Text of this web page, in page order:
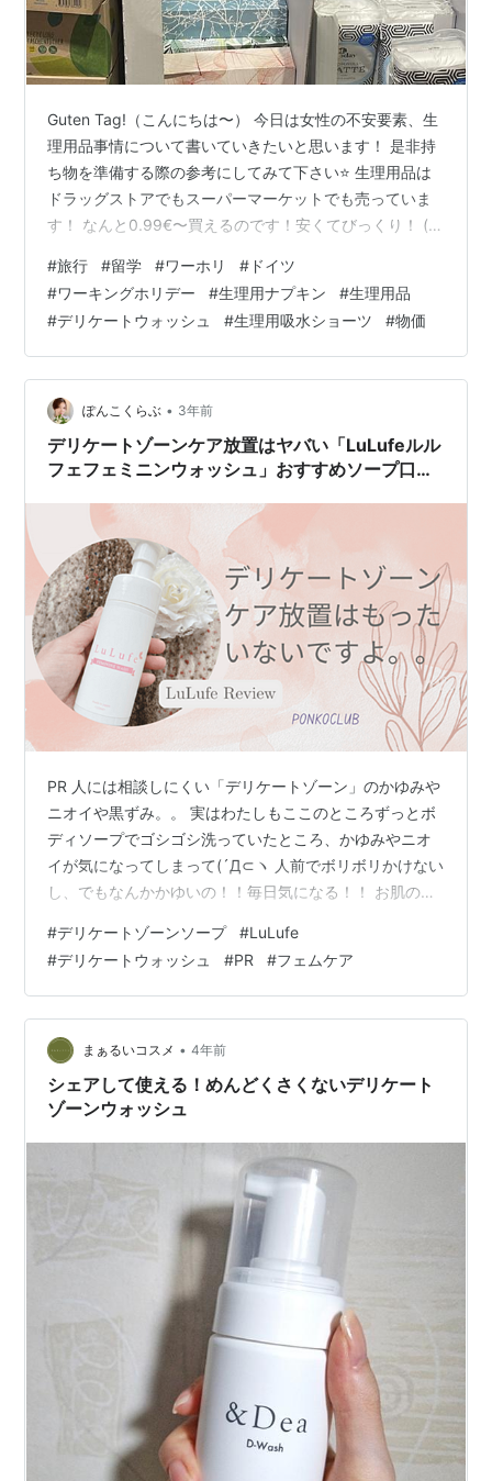
Guten Tag!（こんにちは〜） 今日は女性の不安要素、生
理用品事情について書いていきたいと思います！ 是非持
ち物を準備する際の参考にしてみて下さい⭐️ 生理用品は
ドラッグストアでもスーパーマーケットでも売っていま
す！ なんと0.99€〜買えるのです！安くてびっくり！ (こ
もの！ 種類も豊富で、パンツタイプの生理用品もありま
す。 出血量の多い人にはありがたいですよね🥹 わたしも
すごく出血量が多くて、朝起きたらベッドが血の海...な
んて言うのは学生時代に経験済みです。 しかも慢性的な
生理不順で、1日目から大量出血なので、油断すると大惨
事…
#旅行 #留学 #ワーホリ # ドイツ
#ワーキングホリデー #生理用ナプキン #生理用品
#デリケートウォッシュ #生理用吸水ショーツ #物価
ぽんこくらぶ • 3年前
デリケートゾーンケア放置はヤバい「LuLufeルル
フェフェミニンウォッシュ」おすすめソープ口コ
PR 人には相談しにくい「デリケートゾーン」のかゆみや
ニオイや黒ずみ。。 実はわたしもここのところずっとボ
ディソープでゴシゴシ洗っていたところ、かゆみやニオ
イが気になってしまって(´Д⊂ヽ 人前でボリボリかけない
し、でもなんかかゆいの！！毎日気になる！！ お肌の中
ニオイなどのトラブルがなければボディソープで洗って
もOKですが、もしトラブルが起きているならデリケート
ゾーン専用のソープをつかってみましょう。 デリケート
ゾーンの肌トラブルが気になっていたところ「LuLufeル
ルフェフェミニンウォッシュ」をおしえてもらってつか
っています。 40代特級…
#デリケートゾーンソープ #LuLufe
#デリケートウォッシュ #PR #フェムケア
まぁるいコスメ • 4年前
シェアして使える！めんどくさくないデリケート
ゾーンウォッシュ